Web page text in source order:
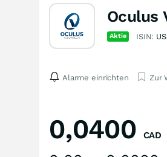
Oculus
Aktie ISIN:
Alarme einrichten Zur
0,0400 CAD